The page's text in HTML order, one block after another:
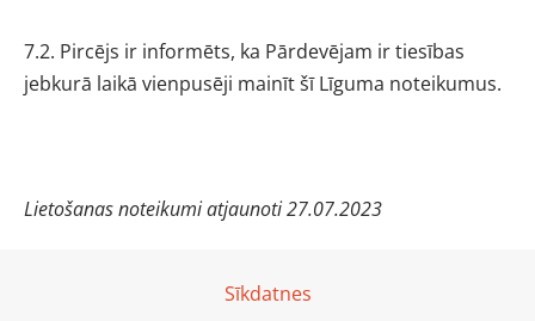
7.2. Pircējs ir informēts, ka Pārdevējam ir tiesības
jebkurā laikā vienpusēji mainīt šī Līguma noteikumus.
Lietošanas noteikumi atjaunoti 27.07.2023
Sīkdatnes